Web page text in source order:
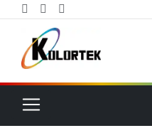
Cambiar navegación